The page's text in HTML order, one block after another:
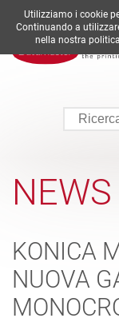
NEWS
KONICA
NUOVA
Utilizziamo i cookie
Continuando a
nella nostra